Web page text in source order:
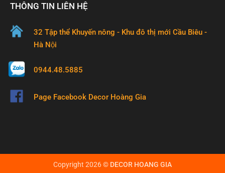
THÔNG TIN LIÊN HỆ
32 Tập thể Khuyến nông - Khu đô thị mới Cầu Biêu -
Hà Nội
0944.48.5885
Page Facebook Decor Hoàng Gia
Copyright 2026 © DECOR HOANG GIA